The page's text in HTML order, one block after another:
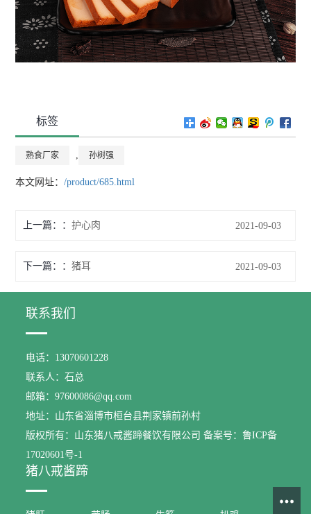
标签
熟食厂家 孙树强
本文网址：/product/685.html
上一篇： 护心肉 2021-09-03
下一篇： 猪耳 2021-09-03
联系我们
电话：13070601228
联系人：石总
邮箱：97600086@qq.com
地址：山东省淄博市桓台县荆家镇前孙村
版权所有：山东猪八戒酱蹄餐饮有限公司 备案号：鲁ICP备
17020601号-1
猪八戒酱蹄